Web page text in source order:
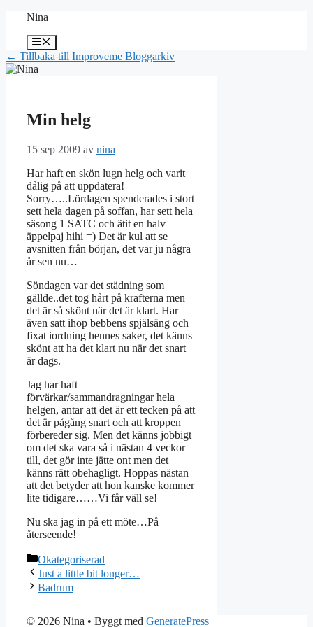
Hoppa
innehåll
Nina
Meny
← Tillbaka till Improveme Bloggarkiv
Min helg
15 sep 2009 av nina
Har haft en skön lugn helg och varit
dålig på att uppdatera!
Sorry…..Lördagen spenderades i stort
sett hela dagen på soffan, har sett hela
säsong 1 SATC och ätit en halv
äppelpaj hihi =) Det är kul att se
avsnitten från början, det var ju några
år sen nu…
Söndagen var det städning som
gällde..det tog hårt på krafterna men
det är så skönt när det är klart. Har
även satt ihop bebbens spjälsäng och
fixat iordning hennes saker, det känns
skönt att ha det klart nu när det snart
är dags.
Jag har haft
förvärkar/sammandragningar hela
helgen, antar att det är ett tecken på att
det är pågång snart och att kroppen
förbereder sig. Men det känns jobbigt
om det ska vara så i nästan 4 veckor
till, det gör inte jätte ont men det
känns rätt obehagligt. Hoppas nästan
att det betyder att hon kanske kommer
lite tidigare……Vi får väll se!
Nu ska jag in på ett möte…På
återseende!
Kategorier
Okategoriserad
Just a little bit longer…
Badrum
© 2026 Nina • Byggt med GeneratePress